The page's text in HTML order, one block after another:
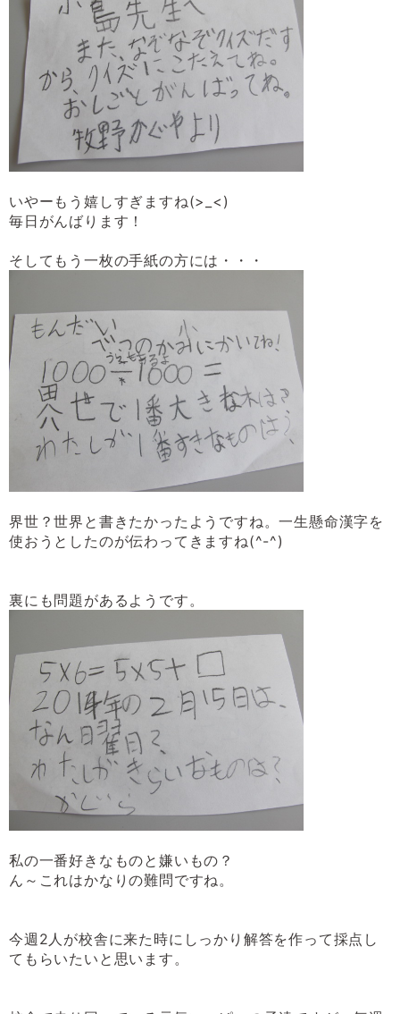
いやーもう嬉しすぎますね(>_<)
毎日がんばります！
そしてもう一枚の手紙の方には・・・
界世？世界と書きたかったようですね。一生懸命漢字を
使おうとしたのが伝わってきますね(^-^)
裏にも問題があるようです。
私の一番好きなものと嫌いもの？
ん～これはかなりの難問ですね。
今週 2人が校舎に来た時にしっかり解答を作って採点し
てもらいたいと思います。